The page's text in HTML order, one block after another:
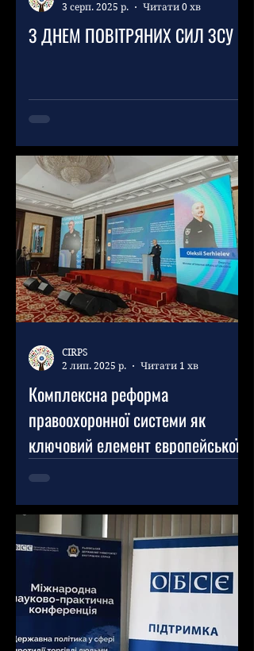
З ДНЕМ ПОВІТРЯНИХ СИЛ ЗСУ
3 серп. 2025 р.
Читати 0 хв
Комплексна реформа
правоохоронної системи як
ключовий елемент європейської
інтеграції України
Заступник міністра внутрішніх
європейської інтеграції, який
включає заходи щодо
реформування...
CIRPS
2 лип. 2025 р.
Читати 1 хв